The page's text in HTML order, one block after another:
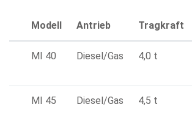
Modell Antrieb Tragkraft
MI 40 Diesel/Gas 4,0 t
MI 45 Diesel/Gas 4,5 t